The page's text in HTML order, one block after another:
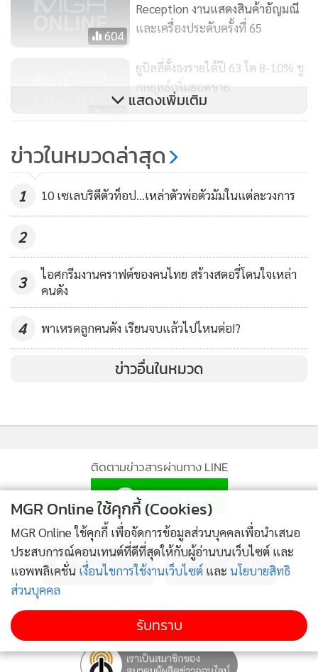
พร้อมเล่าต่อว่า สถานการณ์ช่วงนี้ทุกคนควรให้ความร่วมมือกัน
เสียสละในบางส่วน เพื่อประคองให้ธุรกิจและพนักงานทุกคนอยู่
ได้อย่างตลอดรอดฝั่ง
“ตลอดระยะเวลา 56 ปีของบิวตี้เจมส์เราผ่านประสบการณ์เลว
ร้ายมาโดยตลอด ไม่ว่าจะเป็น ต้มยำกุ้ง หรือน้ำท่วม เราก็ผ่านมา
ได้ แต่ครั้งนี้อาจหนักกว่าที่ผ่านมา เพราะเราเจอโรคร้ายซึ่ง
ระบาดไปทั่วโลก ดังนั้น ทุกคนต้องเสียสละร่วมกัน เช่น เจ้าของ
25% ซึ่ง 4 ส่วนรวมกันก็ 100 พอดี ผมมั่นใจว่าทุกอย่างจะผ่านไป
ประคองทุกอย่างให้ผ่านไปได้ ด้วยความช่วยเหลือและสนับสนุน
จากหน่วยงานรัฐบาลและธนาคาร”
604
Reception งานแสดงสินค้าอัญมณี
และเครื่องประดับครั้งที่ 65
570
ยูบิลลี่ตั้งธงรายได้ปี 63 โต 8-10% ชู
กลยุทธ์เพิ่มยอดขาย
316
ตรง Face Shield จากโคราชถึง
แสดงเพิ่มเติม
ข่าวในหมวดล่าสุด
1 10 เซเลบริตีตัวท็อป...เหล่าตัวพ่อตัวมัมในแต่ละวงการ
2
3
ไอศกรีมงานคราฟต์ของคนไทย สร้างสตอรี่โดนใจเหล่า
คนดัง
4 พาเหรดลูกคนดัง เรียนจบแล้วไปไหนต่อ!?
ข่าวอื่นในหมวด
ติดตามข่าวสารผ่านทาง LINE
MGR Online Application
MGR Online ใช้คุกกี้ (Cookies)
MGR Online ใช้คุกกี้ เพื่อจัดการข้อมูลส่วนบุคคลเพื่อนำเสนอ
ประสบการณ์คอนเทนต์ที่ดีที่สุดให้กับผู้อ่านบนเว็บไซต์ และ
แอพพลิเคชั่น เงื่อนไขการใช้งานเว็บไซต์ และ นโยบายสิทธิ
ส่วนบุคคล
รับทราบ